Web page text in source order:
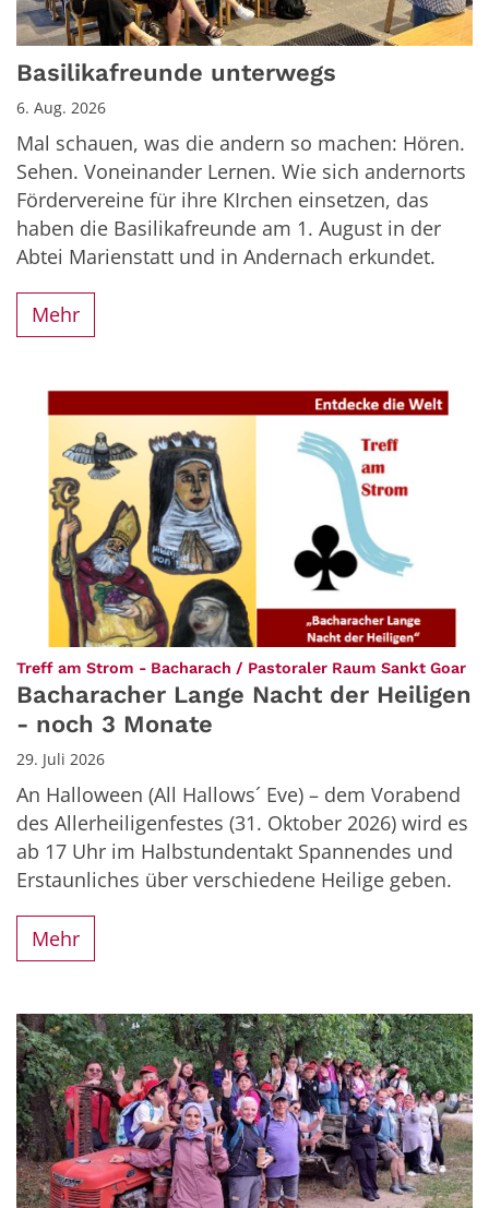
Basilikafreunde unterwegs
6. Aug. 2026
Mal schauen, was die andern so machen: Hören.
Sehen. Voneinander Lernen. Wie sich andernorts
Fördervereine für ihre KIrchen einsetzen, das
haben die Basilikafreunde am 1. August in der
Abtei Marienstatt und in Andernach erkundet.
Mehr
Treff am Strom - Bacharach / Pastoraler Raum Sankt Goar:
Bacharacher Lange Nacht der Heiligen
- noch 3 Monate
29. Juli 2026
An Halloween (All Hallows´ Eve) – dem Vorabend
des Allerheiligenfestes (31. Oktober 2026) wird es
ab 17 Uhr im Halbstundentakt Spannendes und
Erstaunliches über verschiedene Heilige geben.
Mehr